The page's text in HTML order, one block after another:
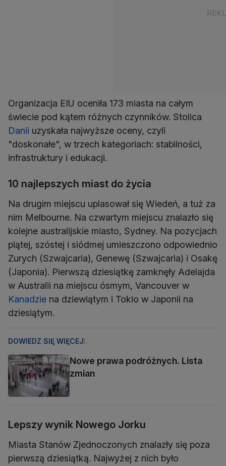
Organizacja EIU oceniła 173 miasta na całym
świecie pod kątem różnych czynników. Stolica
Danii uzyskała najwyższe oceny, czyli
"doskonałe", w trzech kategoriach: stabilności,
infrastruktury i edukacji.
10 najlepszych miast do życia
Na drugim miejscu uplasował się Wiedeń, a tuż za
nim Melbourne. Na czwartym miejscu znalazło się
kolejne australijskie miasto, Sydney. Na pozycjach
piątej, szóstej i siódmej umieszczono odpowiednio
Zurych (Szwajcaria), Genewę (Szwajcaria) i Osakę
(Japonia). Pierwszą dziesiątkę zamknęły Adelajda
w Australii na miejscu ósmym, Vancouver w
Kanadzie na dziewiątym i Tokio w Japonii na
dziesiątym.
DOWIEDZ SIĘ WIĘCEJ:
Nowe prawa podróżnych. Lista
zmian
Lepszy wynik Nowego Jorku
Miasta Stanów Zjednoczonych znalazły się poza
pierwszą dziesiątką. Najwyżej z nich było